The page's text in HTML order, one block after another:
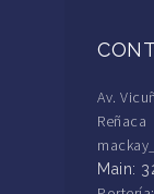
Av.
Reñaca
Main: